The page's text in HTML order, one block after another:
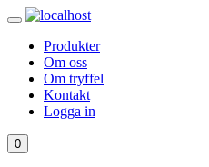
Produkter
Om oss
Om tryffel
Kontakt
Logga in
0